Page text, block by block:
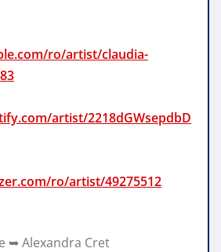
ro/artist/claudia-
artist/2218dGWsepdbD
ro/artist/49275512
➥ Alexandra Cret